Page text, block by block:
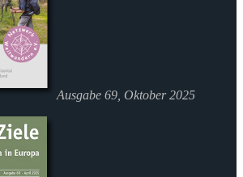
Ausgabe 69, Oktober 2025